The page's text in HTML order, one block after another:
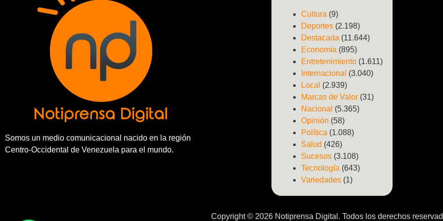
Somos un medio comunicacional nacido en la región
Centro-Occidental de Venezuela para el mundo.
Cultura (9)
Deportes (2.198)
Destacada (11.644)
Economía (895)
Entretenimiento (1.611)
Internacional (3.040)
Local (2.939)
Marcas de Valor (31)
Nacional (5.365)
Opinión (58)
Política (1.088)
Salud (426)
Sucesos (3.108)
Tecnología (643)
Variedades (1)
Copyright © 2026 Notiprensa Digital. Todos los derechos